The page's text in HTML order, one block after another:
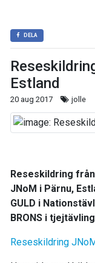
DELA
Estland
20 aug 2017 jolle
Reseskildring
JNoM i Pärnu,
GULD i
BRONS i
Reseskildring